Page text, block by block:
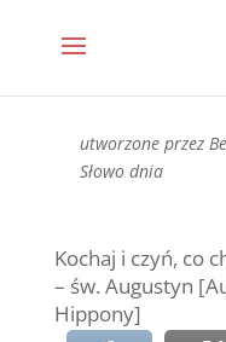
utworzone przez
Słowo dnia
Kochaj i czyń, co
– św. Augustyn
Hippony]